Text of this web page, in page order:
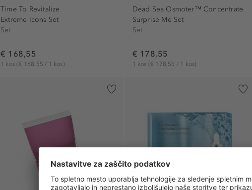
Time To Revitalize
Extreme Icons Set
Set
€ 168,55
1 kos(€ 168,55 / 1 kos)
Dead Sea Osmoter™ Concentrate
Surprise Me Set
Set
€ 178,55
1 kos (€ 178,55 / 1 kos)